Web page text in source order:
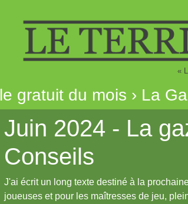
«
le gratuit du mois › La
Juin 2024 - La
Conseils
J'ai écrit un long texte destiné à la
joueuses et pour les maîtresses de jeu,